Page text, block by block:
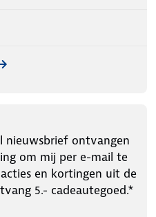
nieuwsbrief ontvangen
om mij per e-mail te
en kortingen uit de
5.- cadeautegoed.*